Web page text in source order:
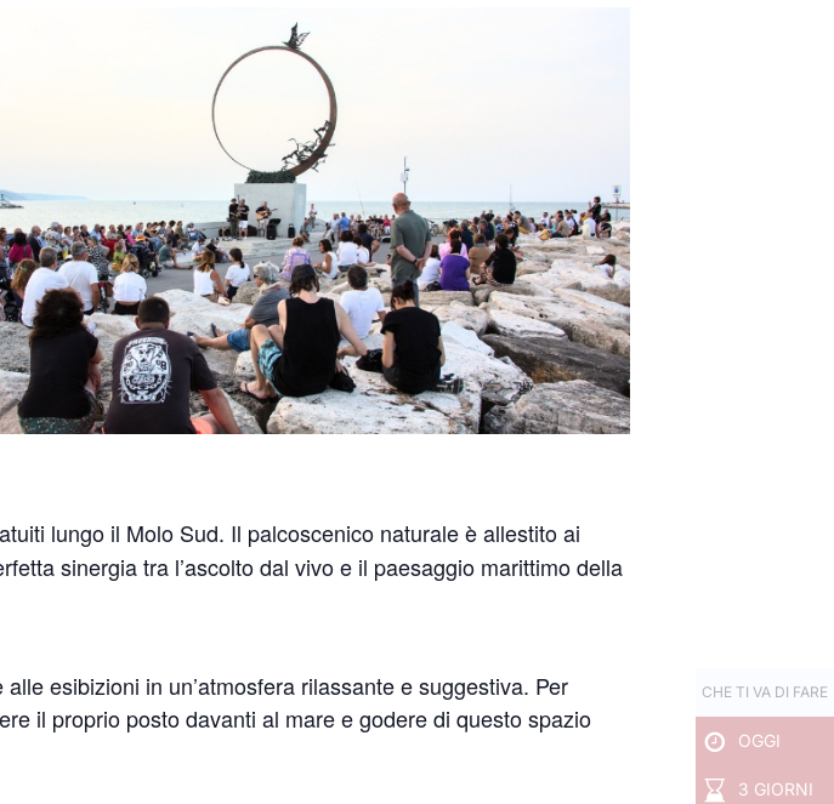
CHE TI VA DI FARE
OGGI
3 GIORNI
lungo il Molo Sud. Il palcoscenico naturale è allestito ai
sinergia tra l’ascolto dal vivo e il paesaggio marittimo della
esibizioni in un’atmosfera rilassante e suggestiva. Per
il proprio posto davanti al mare e godere di questo spazio